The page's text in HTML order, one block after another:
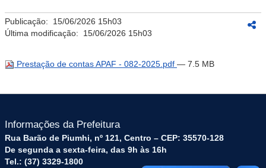
Publicação: 15/06/2026 15h03
Última modificação: 15/06/2026 15h03
Prestação de contas APAF - 082-2025.pdf — 7.5 MB
Informações da Prefeitura
Rua Barão de Piumhi, nº 121, Centro – CEP: 35570-128
De segunda a sexta-feira, das 9h às 16h
Tel.: (37) 3329-1800